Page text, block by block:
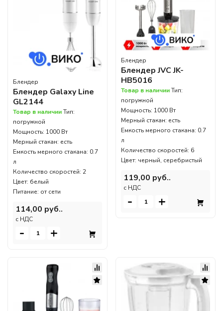
Блендер
Блендер Galaxy Line
GL2144
Товар в наличииТип:
погружной
Мощность: 1000 Вт
Мерный стакан: есть
Емкость мерного стакана: 0.7
л
Количество скоростей: 2
Цвет: белый
Питание: от сети
114,00 руб..
c НДС
- +
Блендер
Блендер JVC JK-
HB5016
Товар в наличииТип:
погружной
Мощность: 1000 Вт
Мерный стакан: есть
Емкость мерного стакана: 0.7
л
Количество скоростей: 6
Цвет: черный, серебристый
119,00 руб..
c НДС
- +